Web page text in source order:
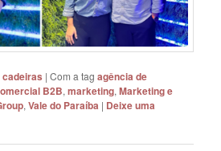
cadeiras |Com a tagagência de
B2B,marketing,Marketing e
,Vale do Paraíba | Deixe uma